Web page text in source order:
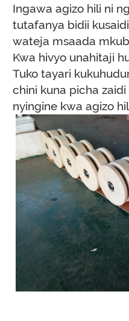
Ingawa agizo hili ni
tutafanya bidii
wateja msaada
Kwa hivyo unahitaji
Tuko tayari
chini kuna picha
nyingine kwa agizo